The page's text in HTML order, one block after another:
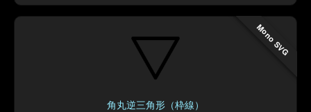
Mono SVG
角丸逆三角形（枠線）